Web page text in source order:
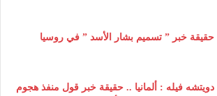
حقيقة خبر ” تسميم بشار الأسد ” في روسيا
دويتشه فيله : ألمانيا .. حقيقة خبر قول منفذ هجوم